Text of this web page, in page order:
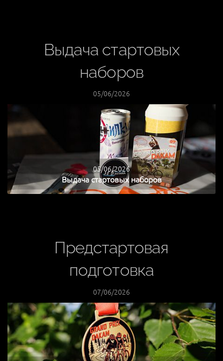
Выдача стартовых
наборов
05/06/2026
05/06/2026
Выдача стартовых наборов
Предстартовая
подготовка
07/06/2026